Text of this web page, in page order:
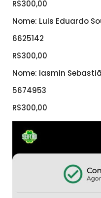
R$300,00
Nome: Luis Eduardo
6625142
R$300,00
Nome: Iasmin
5674953
R$300,00